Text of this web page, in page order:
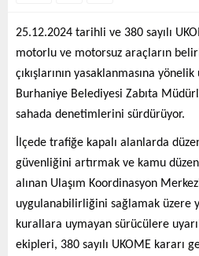
25.12.2024 tarihli ve 380 sayılı
motorlu ve motorsuz araçların
çıkışlarının yasaklanmasına
Burhaniye Belediyesi Zabıta
sahada denetimlerini sürdürüyor.
İlçede trafiğe kapalı alanlarda
güvenliğini artırmak ve kamu
alınan Ulaşım Koordinasyon
uygulanabilirliğini sağlamak üzere
kurallara uymayan sürücülere
ekipleri, 380 sayılı UKOME kararı